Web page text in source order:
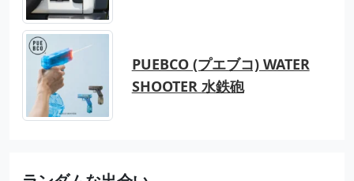
PUEBCO (プエブコ) WATER
SHOOTER 水鉄砲